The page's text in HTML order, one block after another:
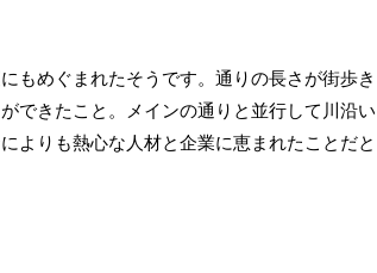
もめぐまれたそうです。通りの長さが街歩き
できたこと。メインの通りと並行して川沿い
よりも熱心な人材と企業に恵まれたことだと